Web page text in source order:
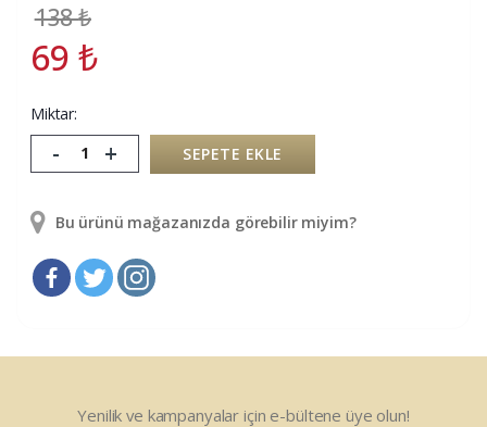
138₺
69 ₺
Miktar:
- + SEPETE EKLE
Bu ürünü mağazanızda görebilir miyim?
Yenilik ve kampanyalar için e-bültene üye olun!